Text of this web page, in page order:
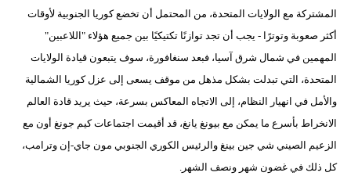
المشتركة مع الولايات المتحدة، من المحتمل أن تخضع كوريا الجنوبية لأوقات
أكثر صعوبة وتوترًا - يجب أن تجد توازنًا تكتيكيًا بين جميع هؤلاء "اللاعبين"
المهمين في شمال شرق آسيا، فبعد سنغافورة، سوف يتبعون قيادة الولايات
المتحدة، التي تبدلت بشكل مذهل من موقف يسعى إلى عزل كوريا الشمالية
والأمل في انهيار النظام، إلى الاتجاه المعاكس بسرعة، حيث يريد قادة العالم
الانخراط بأسرع ما يمكن مع بيونغ يانغ، قد أقيمت اجتماعات كيم جونغ أون مع
الزعيم الصيني شي جين بينغ والرئيس الكوري الجنوبي مون جاي-إن وترامب،
كل ذلك في غضون شهر ونصف الشهر.